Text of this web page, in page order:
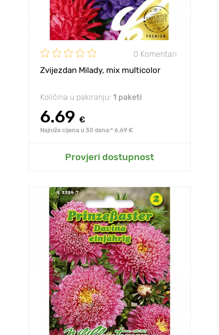
0 Komentari
Zvijezdan Milady, mix multicolor
Količina u pakiranju: 1 paketi
6.69 €
Najniža cijena u 30 dana:* 6.69 €
Provjeri dostupnost